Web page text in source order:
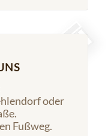
oder
Fußweg.